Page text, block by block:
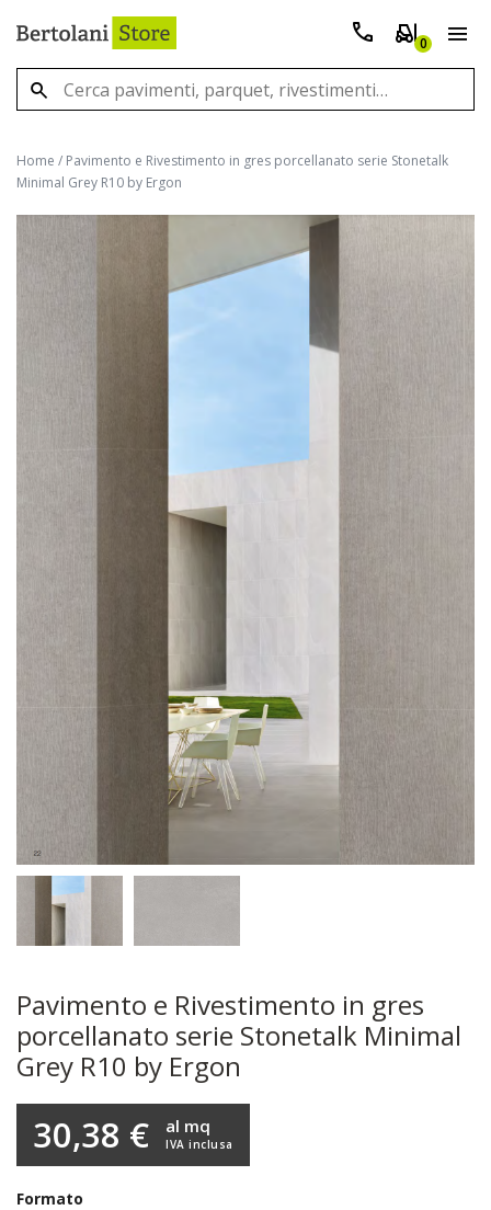
0
Home / Pavimento e Rivestimento in gres porcellanato serie Stonetalk
Minimal Grey R10 by Ergon
Pavimento e Rivestimento in gres
porcellanato serie Stonetalk Minimal
Grey R10 by Ergon
30,38 € IVA inclusa
al mq
Formato